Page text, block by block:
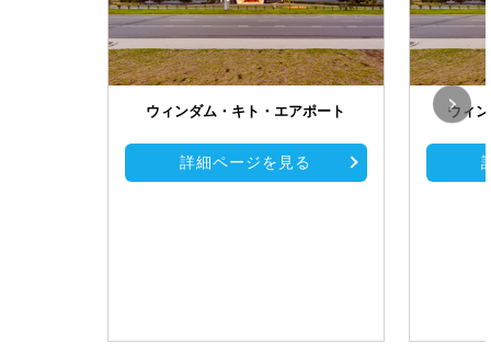
ウィンダム・キト・エアポート
詳細ページを見る
ウィ